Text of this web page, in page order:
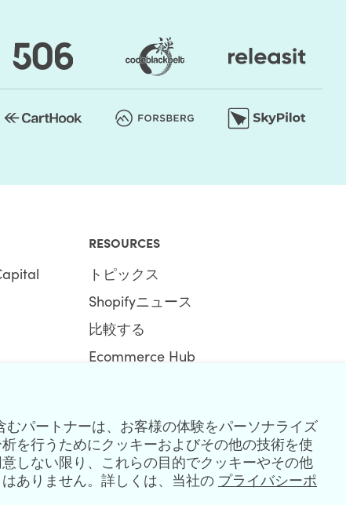
むパートナーは、お客様の体験をパーソナライズ
を行うためにクッキーおよびその他の技術を使
しない限り、これらの目的でクッキーやその他
ありません。詳しくは、当社の プライバシーポ
RESOURCES
トピックス
Shopifyニュース
比較する
Ecommerce Hub